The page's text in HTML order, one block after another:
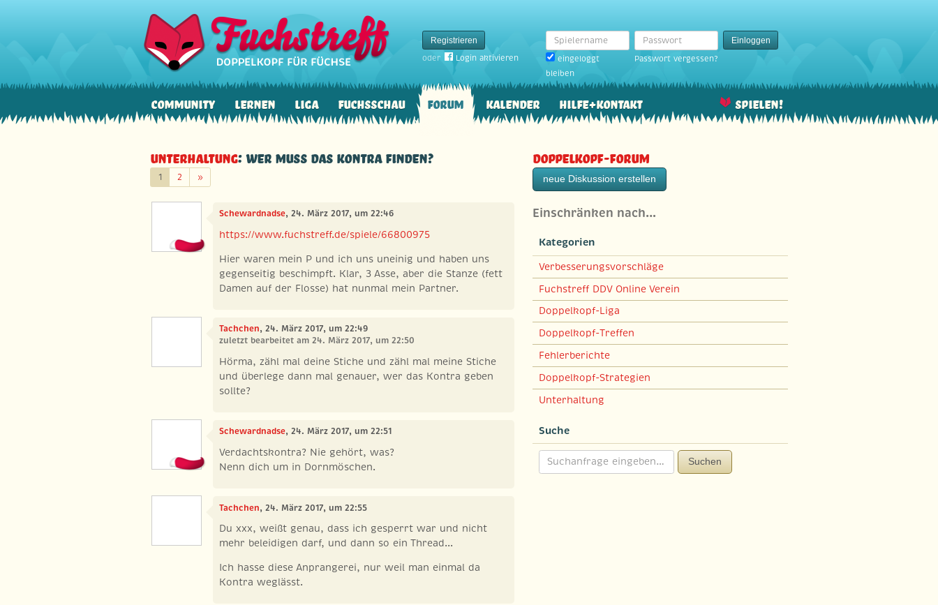
Registrieren
oder
Login aktivieren
Spielername
eingeloggt
bleiben
Passwort
Einloggen
Passwort vergessen?
Community Lernen Liga Fuchsschau Forum Kalender Hilfe+Kontakt Spielen!
Unterhaltung: Wer muss das Kontra finden?
1 2 »Weiter
Schewardnadse, 24. März 2017, um 22:46
https://www.fuchstreff.de/spiele/66800975
Hier waren mein P und ich uns uneinig und haben uns
gegenseitig beschimpft. Klar, 3 Asse, aber die Stanze (fett
Damen auf der Flosse) hat nunmal mein Partner.
Tachchen, 24. März 2017, um 22:49
zuletzt bearbeitet am 24. März 2017, um 22:50
Hörma, zähl mal deine Stiche und zähl mal meine Stiche
und überlege dann mal genauer, wer das Kontra geben
sollte?
Schewardnadse, 24. März 2017, um 22:51
Verdachtskontra? Nie gehört, was?
Nenn dich um in Dornmöschen.
Tachchen, 24. März 2017, um 22:55
Du xxx, weißt genau, dass ich gesperrt war und nicht
mehr beleidigen darf, und dann so ein Thread...
Ich hasse diese Anprangerei, nur weil man einmal da
Kontra weglässt.
Doppelkopf-Forum
neue Diskussion erstellen
Einschränken nach…
Kategorien
Verbesserungsvorschläge
Fuchstreff DDV Online Verein
Doppelkopf-Liga
Doppelkopf-Treffen
Fehlerberichte
Doppelkopf-Strategien
Unterhaltung
Suche
Suchen